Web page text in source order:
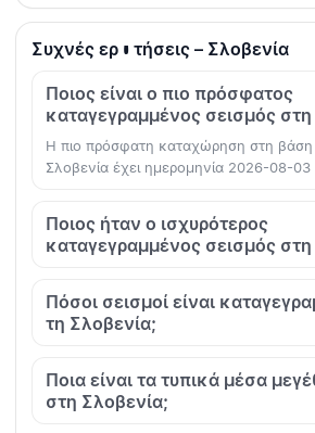
Συχνές ερωτήσεις – Σλοβενία
Ποιος είναι ο πιο πρόσφατος
καταγεγραμμένος σεισμός
Η πιο πρόσφατη καταχώρηση στη βάση
Σλοβενία έχει ημερομηνία 2026-08-
Ποιος ήταν ο ισχυρότερος
καταγεγραμμένος σεισμός
Πόσοι σεισμοί είναι
τη Σλοβενία;
Ποια είναι τα τυπικά μέσα
στη Σλοβενία;